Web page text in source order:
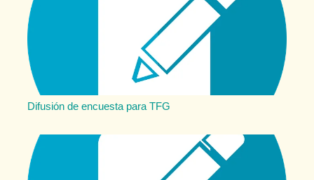
Difusión de encuesta para TFG